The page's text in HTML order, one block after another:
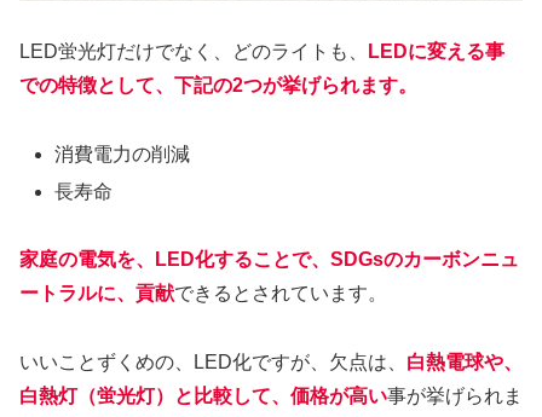
LED蛍光灯だけでなく、どのライトも、
LEDに変える事
での特徴として、下記の2つが挙げられます。
消費電力の削減
長寿命
家庭の電気を、LED化することで、SDGsのカーボンニュ
ートラルに、貢献できるとされています。
いいことずくめの、LED化ですが、欠点は、 白熱電球や、
白熱灯（蛍光灯）と比較して、価格が高い事が挙げられま